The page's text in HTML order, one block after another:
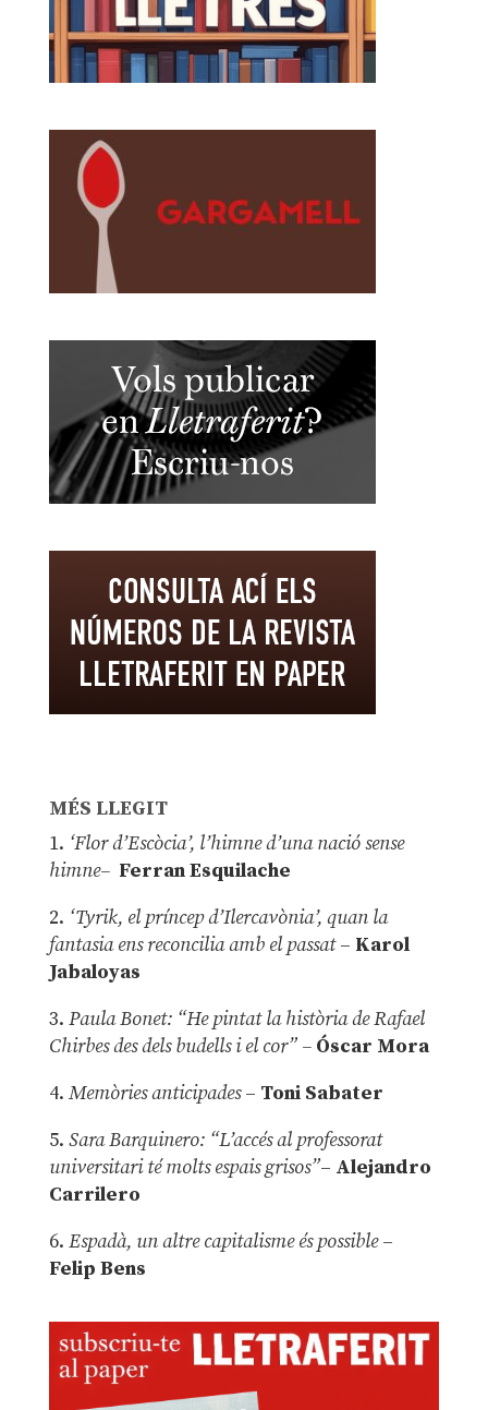
MÉS LLEGIT
1. ‘Flor d’Escòcia’, l’himne d’una nació sense
himne– Ferran Esquilache
2. ‘Tyrik, el príncep d’Ilercavònia’, quan la
fantasia ens reconcilia amb el passat– Karol
Jabaloyas
3. Paula Bonet: “He pintat la història de Rafael
Chirbes des dels budells i el cor” –Óscar Mora
4. Memòries anticipades– Toni Sabater
5. Sara Barquinero: “L’accés al professorat
universitari té molts espais grisos”– Alejandro
Carrilero
6. Espadà, un altre capitalisme és possible –
Felip Bens